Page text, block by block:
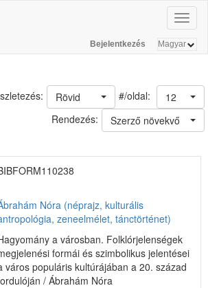
Bejelentkezés
#/oldal: 12
Rövid
Rendezés:
Szerző növekvő
Nóra (néprajz, kulturális
zeneelmélet, tánctörténet)
a városban. Folklórjelenségek
formái és szimbolikus jelentései
város populáris kultúrájában a 20. század
/ Ábrahám Nóra